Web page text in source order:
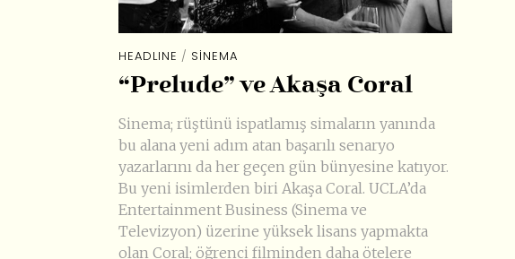
HEADLINE / SINEMA
“Prelude” ve Akaşa Coral
Sinema; rüştünü ispatlamış simaların yanında
bu alana yeni adım atan başarılı senaryo
yazarlarını da her geçen gün bünyesine katıyor.
Bu yeni isimlerden biri Akaşa Coral. UCLA’da
Entertainment Business (Sinema ve
Televizyon) üzerine yüksek lisans yapmakta
olan Coral; öğrenci filminden daha ötelere